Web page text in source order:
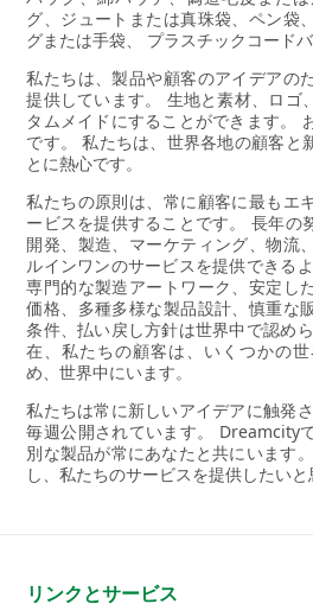
グ、ジュートまたは真珠袋、ペン袋
グまたは手袋、 プラスチックコード
私たちは、製品や顧客のアイデアの
提供しています。 生地と素材、ロゴ
タムメイドにすることができます。
です。 私たちは、世界各地の顧客と
とに熱心です。
私たちの原則は、常に顧客に最もエ
ービスを提供することです。 長年の
開発、製造、マーケティング、物流
ルインワンのサービスを提供できる
専門的な製造アートワーク、安定し
価格、多種多様な製品設計、慎重な
条件、払い戻し方針は世界中で認め
在、私たちの顧客は、いくつかの
め、世界中にいます。
私たちは常に新しいアイデアに触発
毎週公開されています。 Dreamcity
別な製品が常にあなたと共にいます
し、私たちのサービスを提供したいと
リンクとサービス